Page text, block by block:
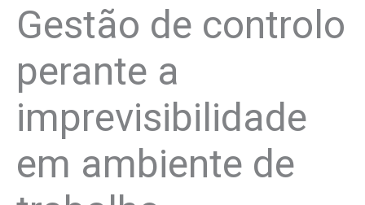
Gestão de controlo
perante a
imprevisibilidade
em ambiente de